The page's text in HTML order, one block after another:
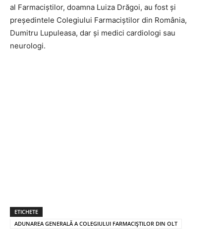
al Farmaciștilor, doamna Luiza Drăgoi, au fost și
președintele Colegiului Farmaciștilor din România,
Dumitru Lupuleasa, dar și medici cardiologi sau
neurologi.
ETICHETE
ADUNAREA GENERALĂ A COLEGIULUI FARMACIȘTILOR DIN OLT